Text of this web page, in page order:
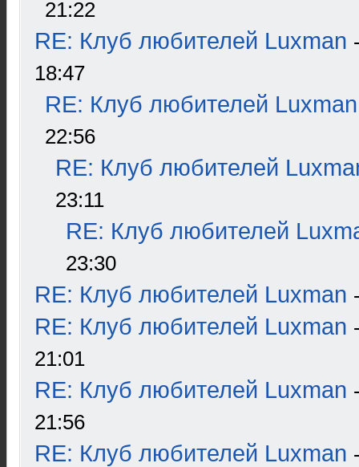
21:22
RE: Клуб любителей Luxman
18:47
RE: Клуб любителей Luxman
22:56
RE: Клуб любителей
23:11
RE: Клуб любителей
23:30
RE: Клуб любителей Luxman
RE: Клуб любителей Luxman
21:01
RE: Клуб любителей Luxman
21:56
RE: Клуб любителей Luxman